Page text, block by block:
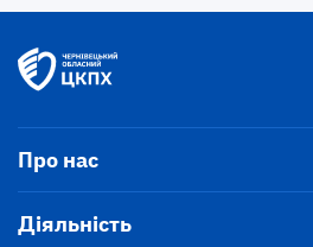
Про нас
Діяльність